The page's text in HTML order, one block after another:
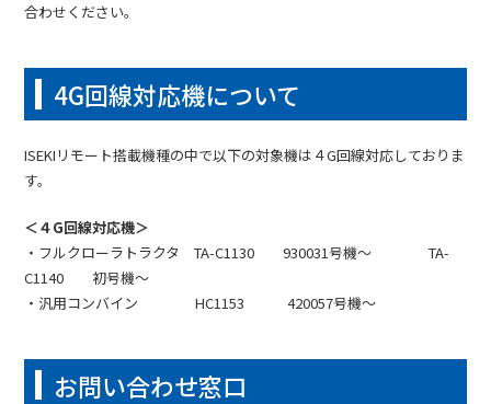
合わせください。
4G回線対応機について
ISEKIリモート搭載機種の中で以下の対象機は４G回線対応しておりま
す。
＜４G回線対応機＞
・フルクローラトラクタ TA-C1130 930031号機～ TA-
C1140 初号機～
・汎用コンバイン HC1153 420057号機～
お問い合わせ窓口